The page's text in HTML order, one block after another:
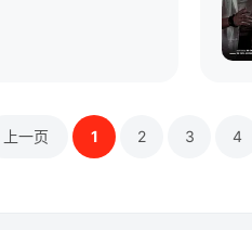
上一页 1 2 3 4